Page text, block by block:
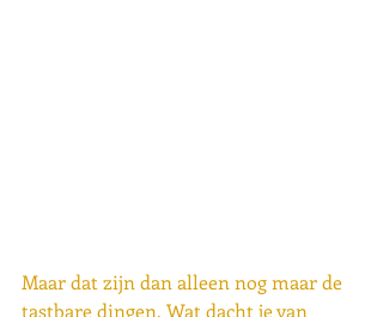
Maar dat zijn dan alleen nog maar de
tastbare dingen. Wat dacht je van